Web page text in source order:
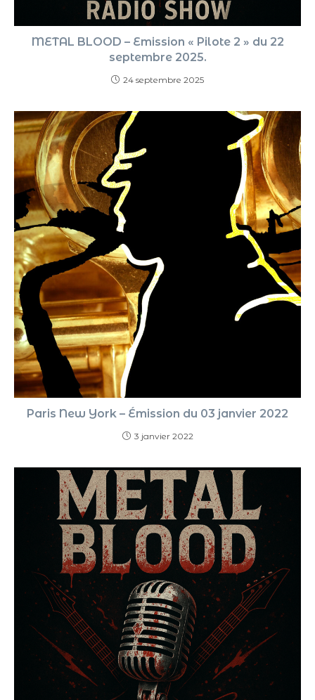
METAL BLOOD – Emission « Pilote 2 » du 22
septembre 2025.
24 septembre 2025
Paris New York – Émission du 03 janvier 2022
3 janvier 2022